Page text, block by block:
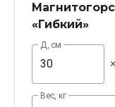
«Гибкий»
Д, см
×
Вес, кг